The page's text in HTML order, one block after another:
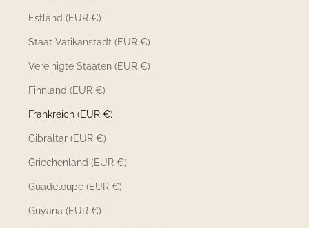
Estland (EUR €)
Staat Vatikanstadt (EUR €)
Vereinigte Staaten (EUR €)
Finnland (EUR €)
Frankreich (EUR €)
Gibraltar (EUR €)
Griechenland (EUR €)
Guadeloupe (EUR €)
Guyana (EUR €)